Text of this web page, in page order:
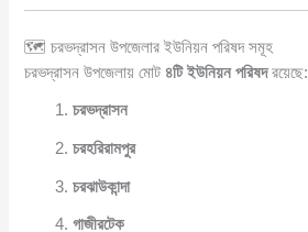
🗺️ চরভদ্রাসন উপজেলার ইউনিয়ন পরিষদ সমূহ
চরভদ্রাসন উপজেলায় মোট ৪টি ইউনিয়ন পরিষদরয়েছে:
চরভদ্রাসন
চরহরিরামপুর
চরঝাউকান্দা
গাজীরটেক